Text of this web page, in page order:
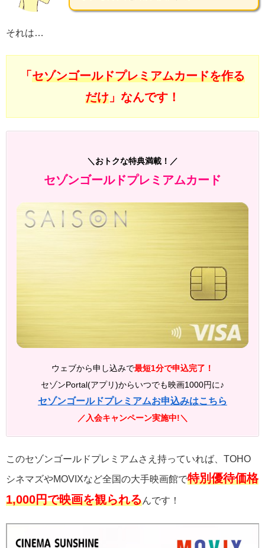
それは…
「 セゾンゴールドプレミアムカードを作る
だけ 」なんです！
＼おトクな特典満載！／
セゾンゴールドプレミアムカード
ウェブから申し込みで最短1分で申込完了！
セゾンPortal(アプリ)からいつでも映画1000円に♪
セゾンゴールドプレミアムお申込みはこちら
／入会キャンペーン実施中!＼
このセゾンゴールドプレミアムさえ持っていれば、TOHO
シネマズやMOVIXなど全国の大手映画館で特別優待価格
1,000円で映画を観られるんです！